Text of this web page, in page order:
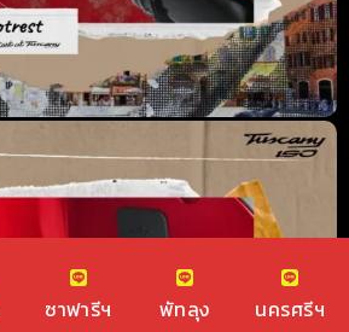
ซาฟารีฯ พัทลุง นครศรีฯ